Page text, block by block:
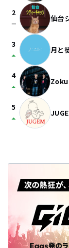
2
check_indeterminate_small 仙台
3
arrow_drop_up 月と
4
arrow_drop_up Zoku
5
arrow_drop_up